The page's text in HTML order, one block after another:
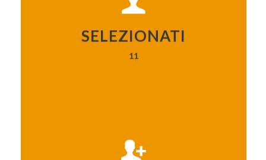
SELEZIONATI
11
11